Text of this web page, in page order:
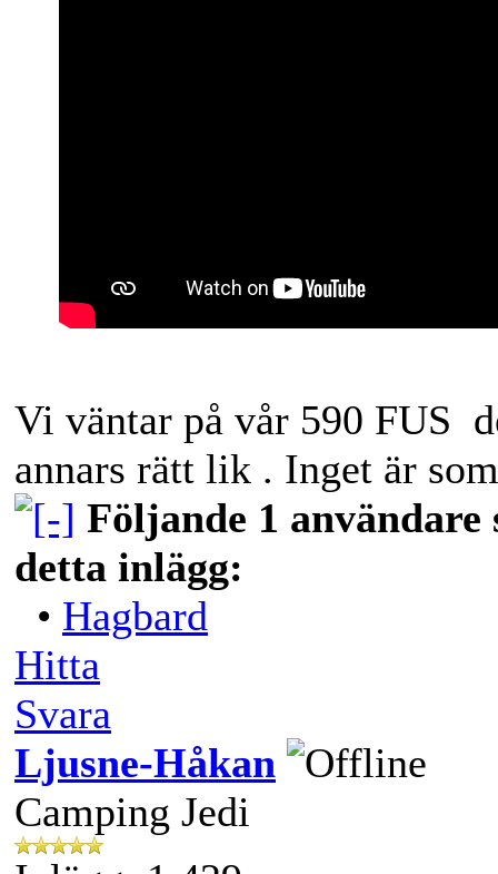
Vi väntar på vår 590 FUS
annars rätt lik . Inget är
Följande 1
detta inlägg:
• Hagbard
Hitta
Svara
Ljusne-Håkan
Camping Jedi